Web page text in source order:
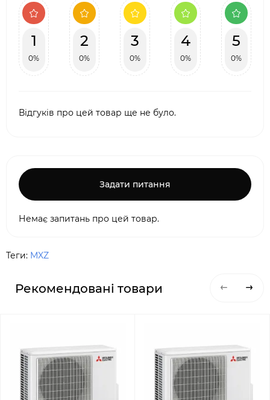
1
0%
2
0%
3
0%
4
0%
5
0%
Відгуків про цей товар ще не було.
Задати питання
Немає запитань про цей товар.
Теги: MXZ
Рекомендовані товари